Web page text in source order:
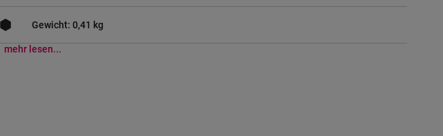
Gewicht: 0,41 kg
mehr lesen...